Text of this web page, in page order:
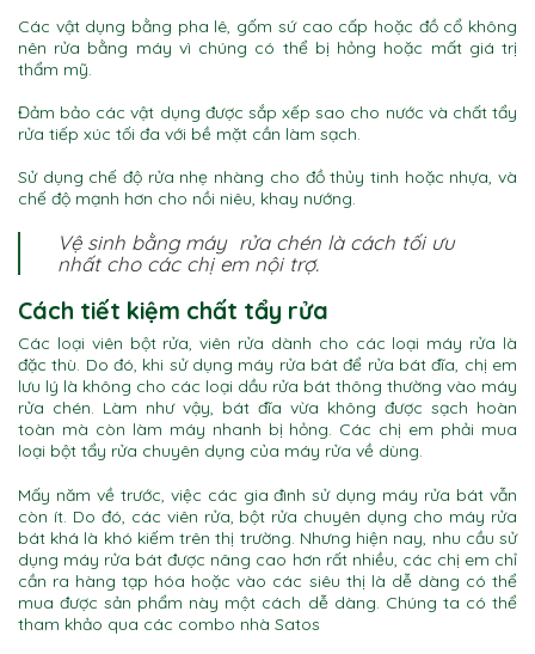
Các vật dụng bằng pha lê, gốm sứ cao cấp hoặc đồ cổ không
nên rửa bằng máy vì chúng có thể bị hỏng hoặc mất giá trị
thẩm mỹ.
Đảm bảo các vật dụng được sắp xếp sao cho nước và chất tẩy
rửa tiếp xúc tối đa với bề mặt cần làm sạch.
Sử dụng chế độ rửa nhẹ nhàng cho đồ thủy tinh hoặc nhựa, và
chế độ mạnh hơn cho nồi niêu, khay nướng.
Vệ sinh bằng máy rửa chén là cách tối ưu
nhất cho các chị em nội trợ.
Cách tiết kiệm chất tẩy rửa
Các loại viên bột rửa, viên rửa dành cho các loại máy rửa là
đặc thù. Do đó, khi sử dụng máy rửa bát để rửa bát đĩa, chị em
lưu lý là không cho các loại dầu rửa bát thông thường vào máy
rửa chén. Làm như vậy, bát đĩa vừa không được sạch hoàn
toàn mà còn làm máy nhanh bị hỏng. Các chị em phải mua
loại bột tẩy rửa chuyên dụng của máy rửa về dùng.
Mấy năm về trước, việc các gia đình sử dụng máy rửa bát vẫn
còn ít. Do đó, các viên rửa, bột rửa chuyên dụng cho máy rửa
bát khá là khó kiếm trên thị trường. Nhưng hiện nay, nhu cầu sử
dụng máy rửa bát được nâng cao hơn rất nhiều, các chị em chỉ
cần ra hàng tạp hóa hoặc vào các siêu thị là dễ dàng có thể
mua được sản phẩm này một cách dễ dàng. Chúng ta có thể
tham khảo qua các combo nhà Satos